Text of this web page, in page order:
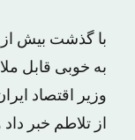
با گذشت بیش از
به خوبی قابل
وزیر اقتصاد
از تلاطم خبر داد